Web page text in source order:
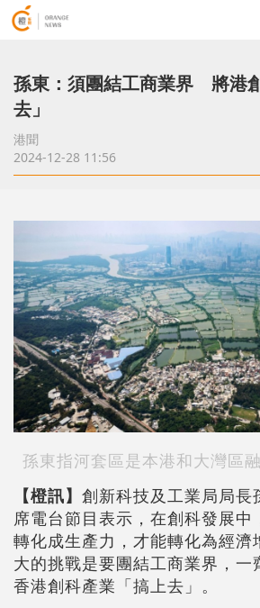
孫東：須團結工商業界 將港
去」
港聞
2024-12-28 11:56
孫東指河套區是本港和大灣區
【橙訊】 創新科技及工業局局長
席電台節目表示，在創科發展中
轉化成生產力，才能轉化為經濟
大的挑戰是要團結工商業界，一
香港創科產業「搞上去」。